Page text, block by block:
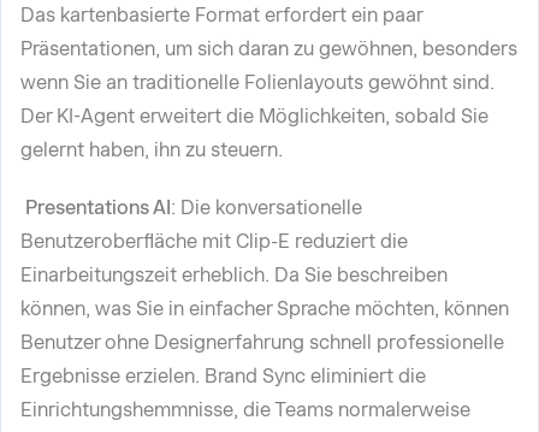
Das kartenbasierte Format erfordert ein paar
Präsentationen, um sich daran zu gewöhnen, besonders
wenn Sie an traditionelle Folienlayouts gewöhnt sind.
Der KI-Agent erweitert die Möglichkeiten, sobald Sie
gelernt haben, ihn zu steuern.
Presentations AI: Die konversationelle
Benutzeroberfläche mit Clip-E reduziert die
Einarbeitungszeit erheblich. Da Sie beschreiben
können, was Sie in einfacher Sprache möchten, können
Benutzer ohne Designerfahrung schnell professionelle
Ergebnisse erzielen. Brand Sync eliminiert die
Einrichtungshemmnisse, die Teams normalerweise